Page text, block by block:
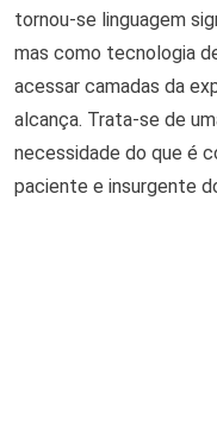
tornou-se linguagem
mas como tecnologia
acessar camadas da
alcança. Trata-se de
necessidade do que é
paciente e insurgente